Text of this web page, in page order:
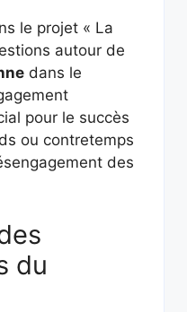
le projet « La
autour de
dans le
pour le succès
ou contretemps
des
du